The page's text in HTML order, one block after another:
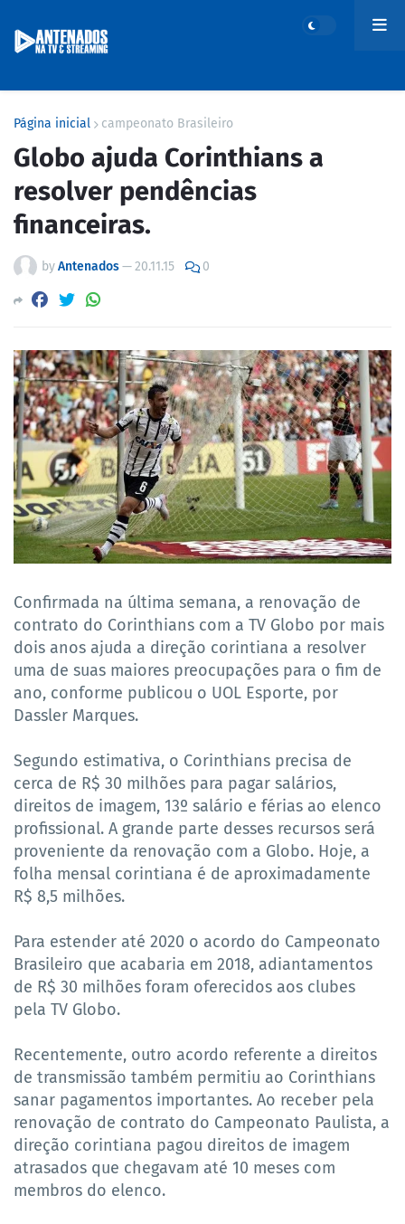
Página inicial campeonato Brasileiro
Globo ajuda Corinthians a
resolver pendências
financeiras.
byAntenados—20.11.15 0
Confirmada na última semana, a renovação de
contrato do Corinthians com a TV Globo por mais
dois anos ajuda a direção corintiana a resolver
uma de suas maiores preocupações para o fim de
ano, conforme publicou o UOL Esporte, por
Dassler Marques.
Segundo estimativa, o Corinthians precisa de
cerca de R$ 30 milhões para pagar salários,
direitos de imagem, 13º salário e férias ao elenco
profissional. A grande parte desses recursos será
proveniente da renovação com a Globo. Hoje, a
folha mensal corintiana é de aproximadamente
R$ 8,5 milhões.
Para estender até 2020 o acordo do Campeonato
Brasileiro que acabaria em 2018, adiantamentos
de R$ 30 milhões foram oferecidos aos clubes
pela TV Globo.
Recentemente, outro acordo referente a direitos
de transmissão também permitiu ao Corinthians
sanar pagamentos importantes. Ao receber pela
renovação de contrato do Campeonato Paulista, a
direção corintiana pagou direitos de imagem
atrasados que chegavam até 10 meses com
membros do elenco.